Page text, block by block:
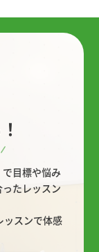
目標や悩み
たレッスン
ッスンで体感